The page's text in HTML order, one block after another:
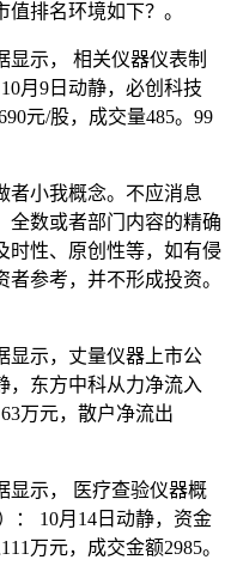
排名环境如下？。
示， 相关仪器仪表制
月9日动静，必创科技
元/股，成交量485。99
小我概念。不应消息
全数或者部门内容的精确
时性、原创性等，如有侵
参考，并不形成投资。
示，丈量仪器上市公
，东方中科从力净流入
万元，散户净流出
示， 医疗查验仪器概
： 10月14日动静，资金
万元，成交金额2985。